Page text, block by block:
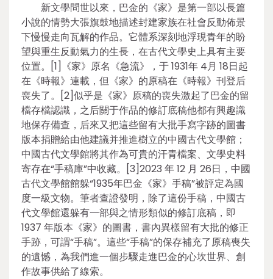
新文學問世以來，巴金的《家》是第一部以長篇
小說的情勢大張旗鼓地描述封建家族在社會反動佈景
下慢慢走向瓦解的作品。它體系深刻地浮現青年的盼
望與重生反動氣力的生長，在古代文學史上具有主要
位置。[1]《家》原名《急流》，于 1931年 4月 18日起
在《時報》連載，但《家》的原稿在《時報》刊登后
喪失了。[2]似乎是《家》原稿的喪失激起了巴金的留
檔存檔認識，之后關于作品的修訂底稿他都有興趣識
地保存備查，后來又把這些留有大批手寫字跡的圖書
版本捐贈給由他建議并推進樹立的中國古代文學館；
中國古代文學館將其作為可貴的汗青檔案、文學史料
寄存在“手稿庫”中收藏。[3]2023 年 12 月 26日，中國
古代文學館館躲“1935年巴金《家》手稿”被評定為國
度一級文物。筆者查證發明，除了這份手稿，中國古
代文學館還躲有一部與之情形類似的修訂底稿，即
1937 年版本《家》的圖書，書內異樣留有大批的修正
手跡，可謂“手稿”。這些“手稿”的保存補充了原稿喪失
的遺憾，為我們進一個步驟走進巴金的心坎世界、創
作故事供給了線索。